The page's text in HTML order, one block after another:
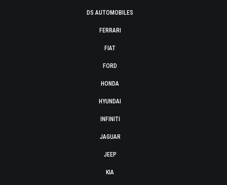
DS AUTOMOBILES
FERRARI
FIAT
FORD
HONDA
HYUNDAI
INFINITI
JAGUAR
JEEP
KIA